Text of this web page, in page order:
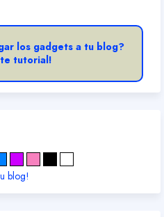
los gadgets a tu blog?
tutorial!
blog!